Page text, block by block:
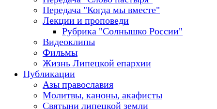
Передача "Когда мы вместе"
Лекции и проповеди
Рубрика "Солнышко России"
Видеоклипы
Фильмы
Жизнь Липецкой епархии
Публикации
Азы православия
Молитвы, каноны, акафисты
Святыни липецкой земли